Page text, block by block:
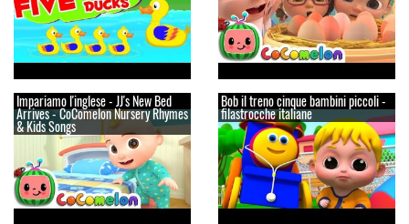
Impariamo l'inglese - JJ's New Bed
Arrives - CoComelon Nursery Rhymes
& Kids Songs
Bob il treno cinque bambini piccoli -
filastrocche italiane